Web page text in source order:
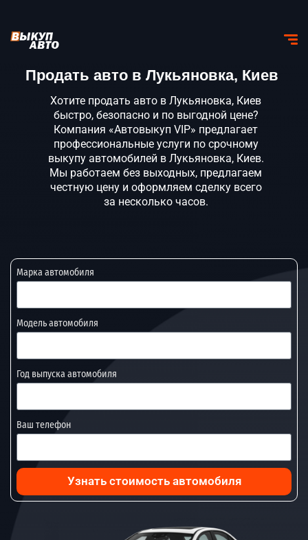
Продать авто в Лукьяновка, Киев
Хотите продать авто в Лукьяновка, Киев
быстро, безопасно и по выгодной цене?
Компания «Автовыкуп VIP» предлагает
профессиональные услуги по срочному
выкупу автомобилей в Лукьяновка, Киев.
Мы работаем без выходных, предлагаем
честную цену и оформляем сделку всего
за несколько часов.
Марка автомобиля
Модель автомобиля
Год выпуска автомобиля
Ваш телефон
Узнать стоимость автомобиля